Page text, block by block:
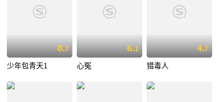
8.7
少年包青天1
6.1
心冤
4.7
猎毒人